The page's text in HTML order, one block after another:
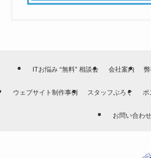
ITお悩み “無料” 相談会 会社案内
ウェブサイト制作事例 スタッフぶろぐ ポ
お問い合わせ